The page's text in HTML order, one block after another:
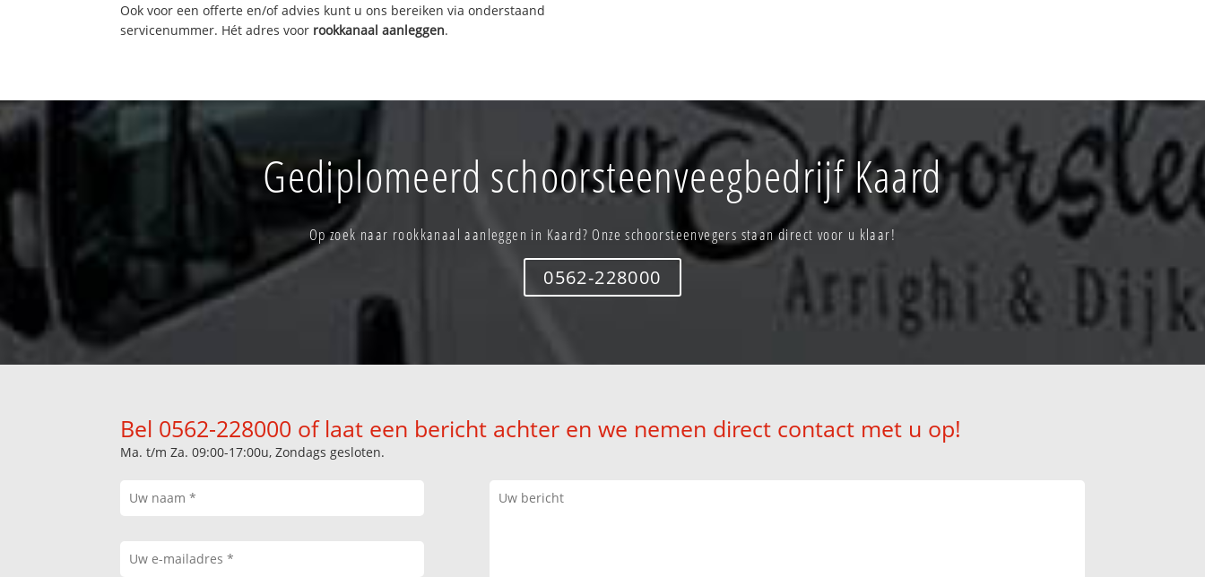
Ook voor een offerte en/of advies kunt u ons bereiken via onderstaand
servicenummer. Hét adres voor rookkanaal aanleggen.
Gediplomeerd schoorsteenveegbedrijf Kaard
Op zoek naar rookkanaal aanleggen in Kaard? Onze schoorsteenvegers staan direct voor u klaar!
0562-228000
Bel 0562-228000 of laat een bericht achter en we nemen direct contact met u op!
Ma. t/m Za. 09:00-17:00u, Zondags gesloten.